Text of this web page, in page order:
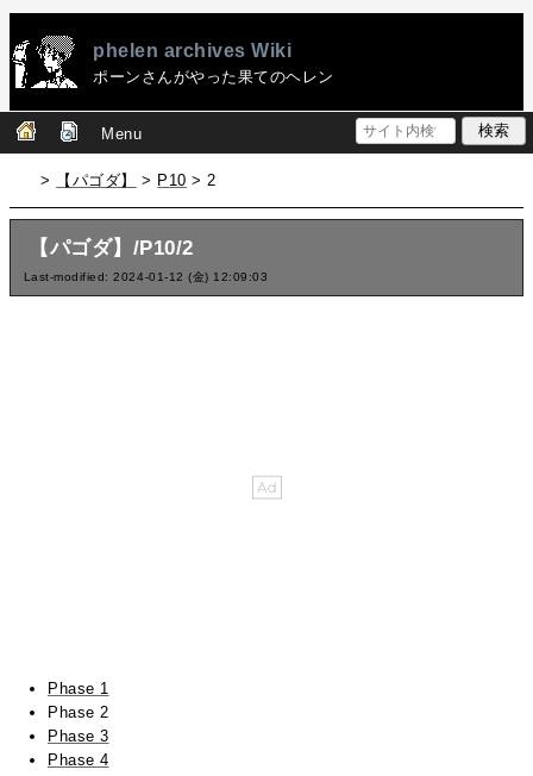
phelen archives Wiki
ポーンさんがやった果てのヘレン
Menu
> 【パゴダ】 > P10 > 2
【パゴダ】/P10/2
Last-modified: 2024-01-12 (金) 12:09:03
Phase 1
Phase 2
Phase 3
Phase 4